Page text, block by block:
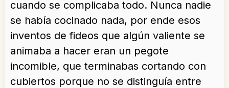
cuando se complicaba todo. Nunca nadie
se había cocinado nada, por ende esos
inventos de fideos que algún valiente se
animaba a hacer eran un pegote
incomible, que terminabas cortando con
cubiertos porque no se distinguía entre